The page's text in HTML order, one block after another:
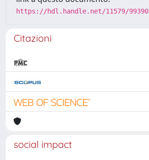
https://hdl.handle.net/11579/99390
Citazioni
social impact